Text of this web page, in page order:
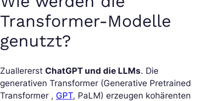
Transformer-Modelle
genutzt?
Zuallererst ChatGPT und die LLMs. Die
generativen Transformer (Generative Pretrained
Transformer , GPT, PaLM) erzeugen kohärenten